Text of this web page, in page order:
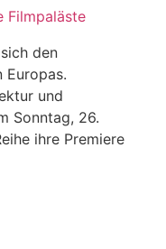
Filmpaläste
den
Europas.
und
Sonntag, 26.
ihre Premiere